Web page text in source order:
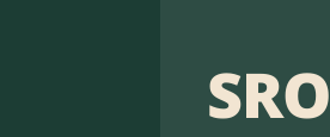
SRO